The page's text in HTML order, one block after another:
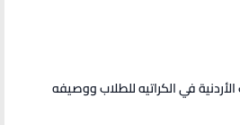
في الكراتيه للطلاب ووصيفه